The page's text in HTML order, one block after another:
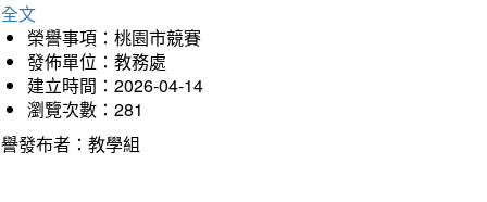
文
榮譽事項：桃園市競賽
發佈單位：教務處
建立時間：2026-04-14
瀏覽次數：281
發布者：教學組